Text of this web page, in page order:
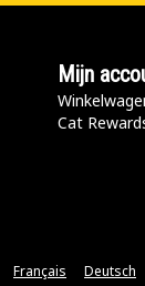
Mijn
Cat
Français Deutsch